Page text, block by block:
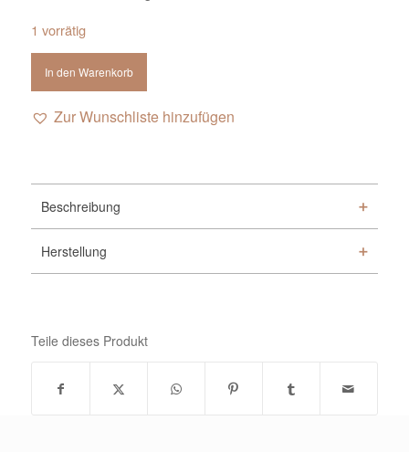
1 vorrätig
In den Warenkorb
Zur Wunschliste hinzufügen
Beschreibung
Herstellung
Teile dieses Produkt